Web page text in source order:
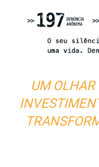
UM OLHAR